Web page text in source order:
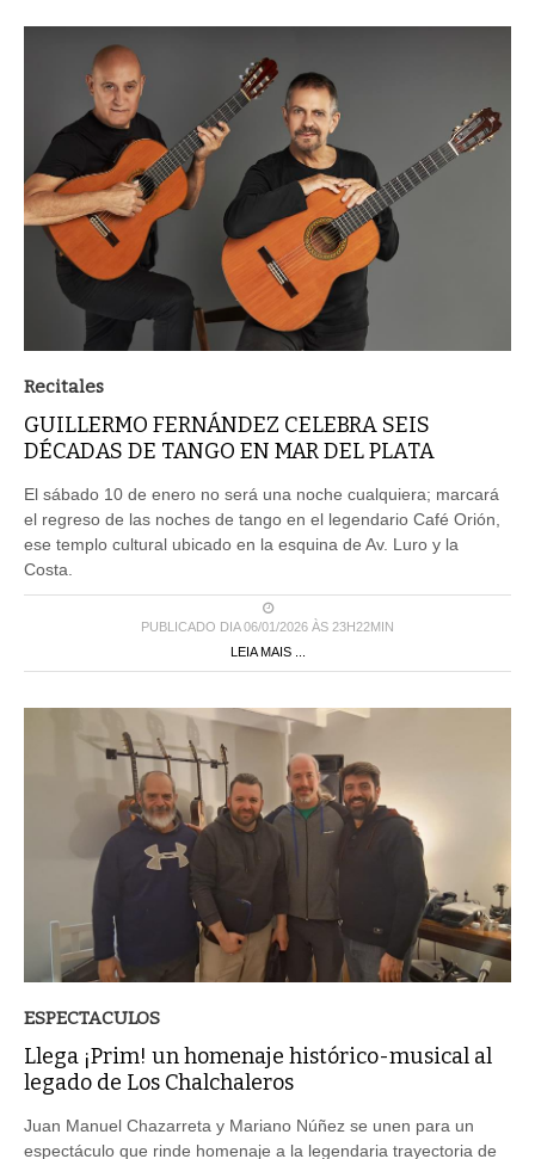
Recitales
GUILLERMO FERNÁNDEZ CELEBRA SEIS
DÉCADAS DE TANGO EN MAR DEL PLATA
El sábado 10 de enero no será una noche cualquiera; marcará
el regreso de las noches de tango en el legendario Café Orión,
ese templo cultural ubicado en la esquina de Av. Luro y la
Costa.
PUBLICADO DIA 06/01/2026 ÀS 23H22MIN
LEIA MAIS ...
ESPECTACULOS
Llega ¡Prim! un homenaje histórico-musical al
legado de Los Chalchaleros
Juan Manuel Chazarreta y Mariano Núñez se unen para un
espectáculo que rinde homenaje a la legendaria trayectoria de